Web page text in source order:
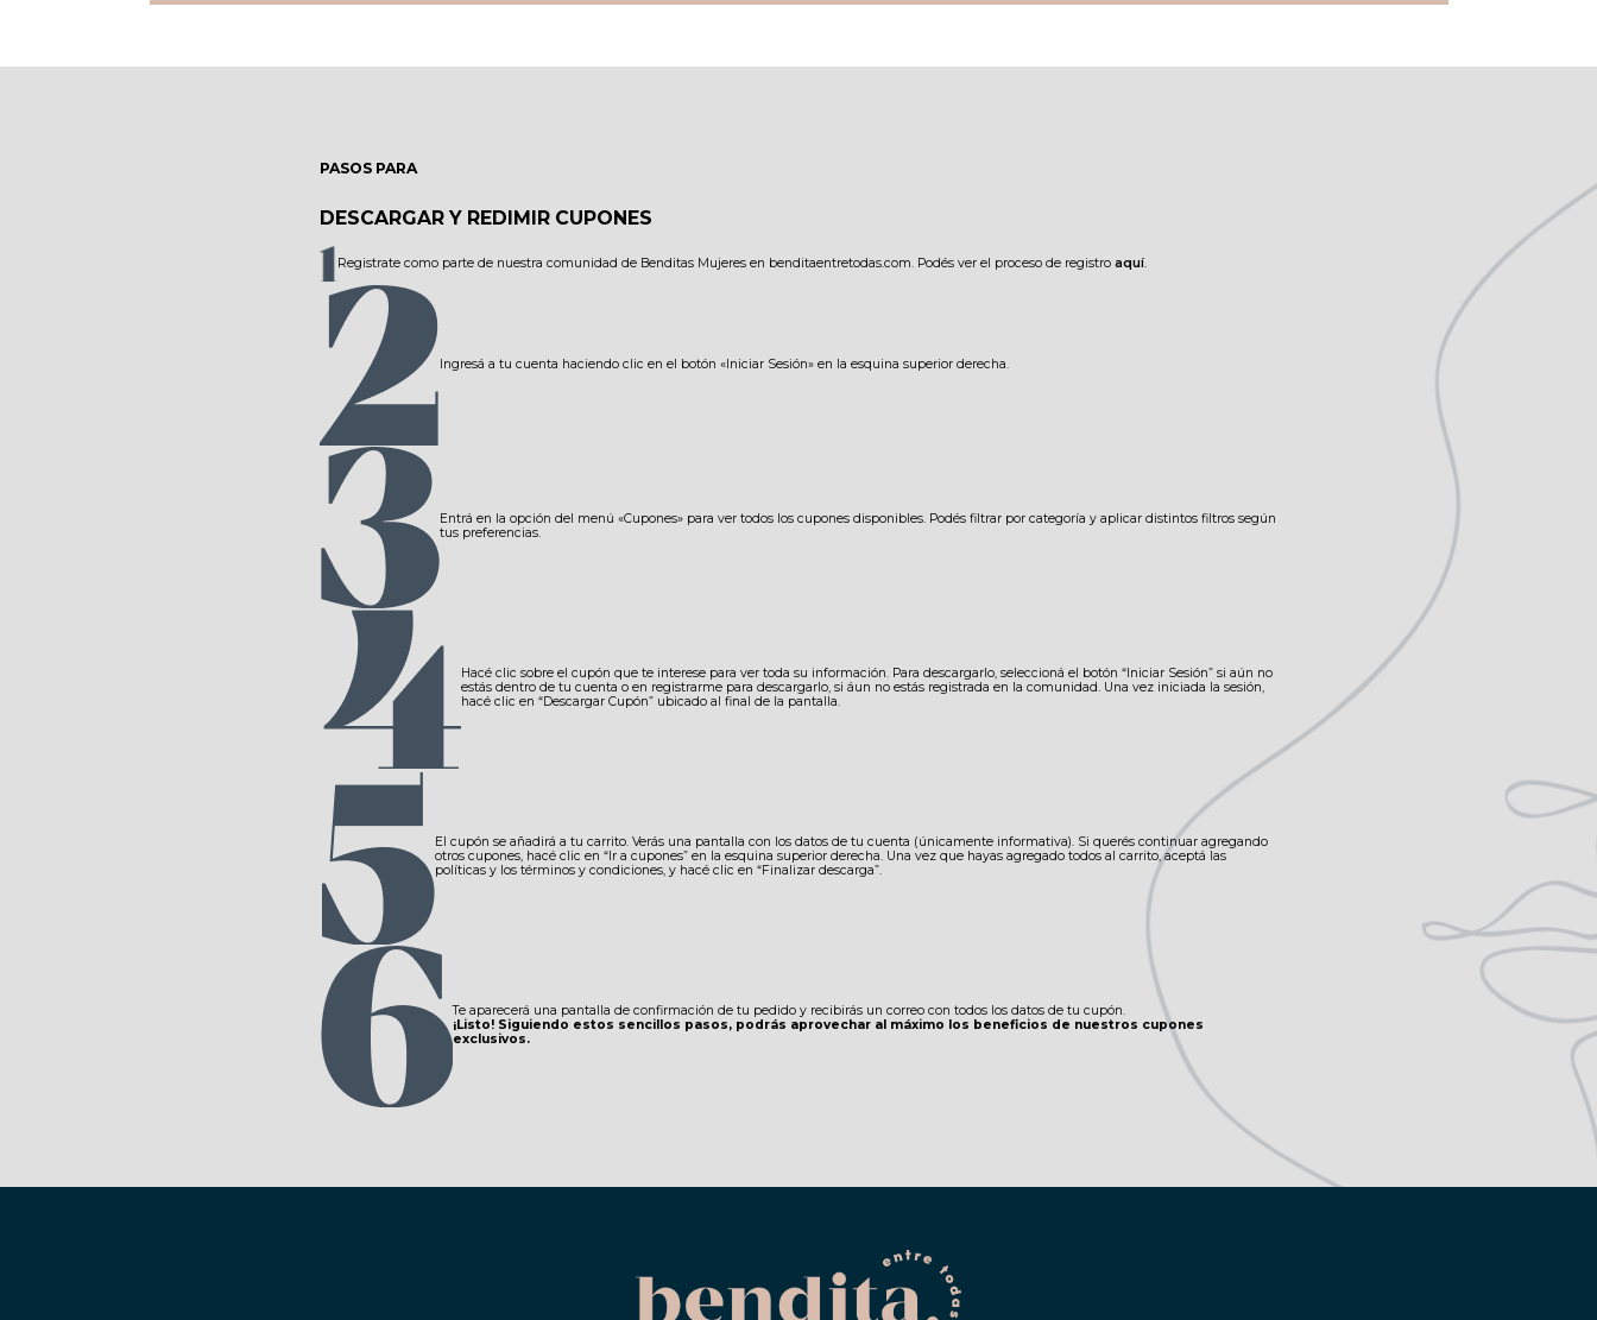
PASOS PARA
DESCARGAR Y REDIMIR CUPONES
Registrate como parte de nuestra comunidad de Benditas Mujeres en benditaentretodas.com. Podés ver el proceso de registro aquí.
Ingresá a tu cuenta haciendo clic en el botón «Iniciar Sesión» en la esquina superior derecha.
Entrá en la opción del menú «Cupones» para ver todos los cupones disponibles. Podés filtrar por categoría y aplicar distintos filtros según
tus preferencias.
Hacé clic sobre el cupón que te interese para ver toda su información. Para descargarlo, seleccioná el botón “Iniciar Sesión” si aún no
estás dentro de tu cuenta o en registrarme para descargarlo, si áun no estás registrada en la comunidad. Una vez iniciada la sesión,
hacé clic en “Descargar Cupón” ubicado al final de la pantalla.
El cupón se añadirá a tu carrito. Verás una pantalla con los datos de tu cuenta (únicamente informativa). Si querés continuar agregando
otros cupones, hacé clic en “Ir a cupones” en la esquina superior derecha. Una vez que hayas agregado todos al carrito, aceptá las
políticas y los términos y condiciones, y hacé clic en “Finalizar descarga”.
Te aparecerá una pantalla de confirmación de tu pedido y recibirás un correo con todos los datos de tu cupón.
¡Listo! Siguiendo estos sencillos pasos, podrás aprovechar al máximo los beneficios de nuestros cupones
exclusivos.